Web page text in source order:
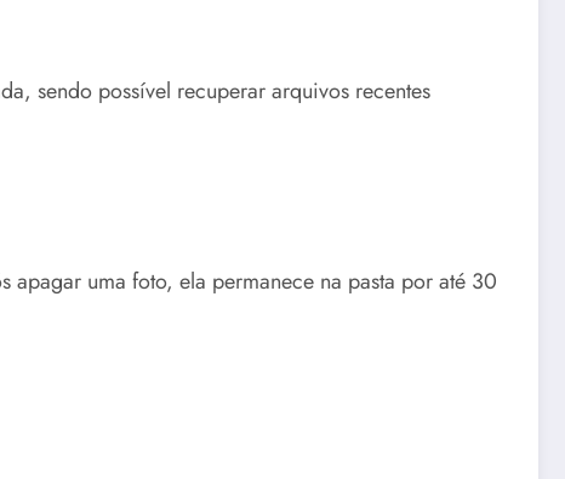
sendo possível recuperar arquivos recentes
apagar uma foto, ela permanece na pasta por até 30